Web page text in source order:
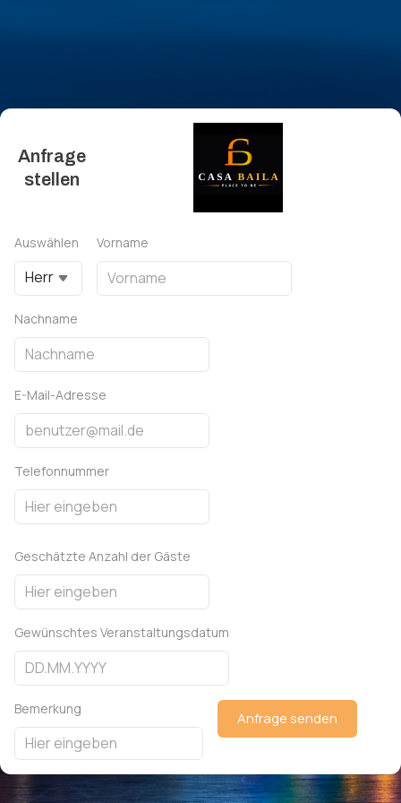
Anfrage
stellen
Auswählen
Herr
Vorname
Nachname
E-Mail-Adresse
Telefonnummer
Geschätzte Anzahl der Gäste
Gewünschtes Veranstaltungsdatum
Bemerkung
Anfrage senden